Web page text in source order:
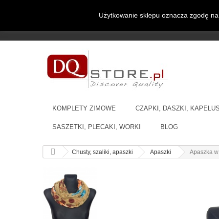
Czapki, szaliki, kominy, chusty, komplety, rękawiczki i
KOMPLETY ZIMOWE CZAPKI, DASZKI,
SASZETKI, PLECAKI, WORKI BLOG
Chusty, szaliki, apaszki Apaszki Apaszka
Użytkowanie sklepu oznacza zgodę